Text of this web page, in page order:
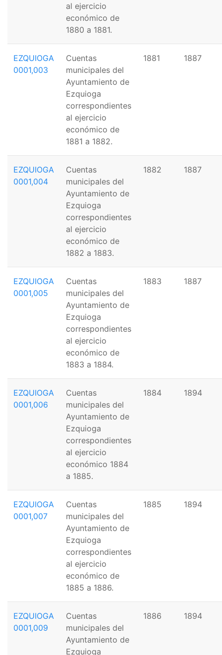
al ejercicio
económico de
1880 a 1881.
EZQUIOGA
0001,003
Cuentas
municipales del
Ayuntamiento de
Ezquioga
correspondientes
al ejercicio
económico de
1881 a 1882.
1881 1887
EZQUIOGA
0001,004
Cuentas
municipales del
Ayuntamiento de
Ezquioga
correspondientes
al ejercicio
económico de
1882 a 1883.
1882 1887
EZQUIOGA
0001,005
Cuentas
municipales del
Ayuntamiento de
Ezquioga
correspondientes
al ejercicio
económico de
1883 a 1884.
1883 1887
EZQUIOGA
0001,006
Cuentas
municipales del
Ayuntamiento de
Ezquioga
correspondientes
al ejercicio
económico 1884
a 1885.
1884 1894
EZQUIOGA
0001,007
Cuentas
municipales del
Ayuntamiento de
Ezquioga
correspondientes
al ejercicio
económico de
1885 a 1886.
1885 1894
EZQUIOGA
0001,009
Cuentas
municipales del
Ayuntamiento de
Ezquioga
1886 1894